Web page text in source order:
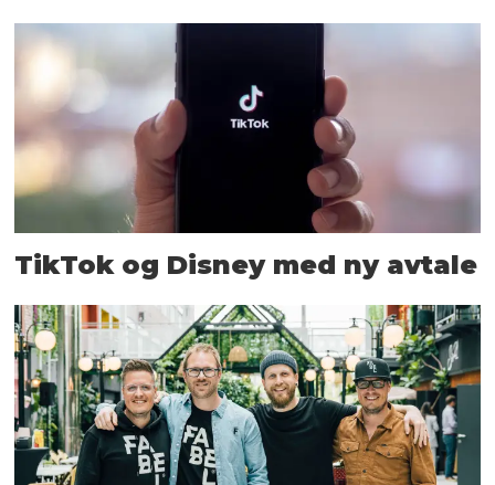
TikTok og Disney med ny avtale